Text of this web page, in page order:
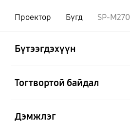
Проектор Бүгд SP-M270
Бүтээгдэхүүн
Тогтвортой байдал
Дэмжлэг